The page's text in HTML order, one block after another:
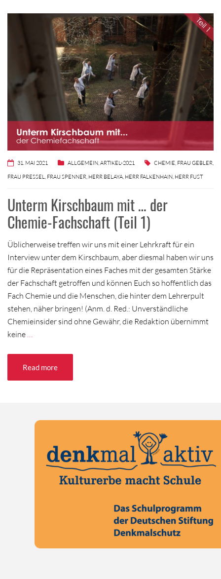
31. MAI 2021 ALLGEMEIN ARTIKEL-2021 CHEMIE FRAU GEBLER
FRAU PRESSEL
FRAU SPENNER HERR BELAYA HERR FALKENHAIN HERR FUST
Unterm Kirschbaum mit … der
Chemie-Fachschaft (Teil 1)
Üblicherweise treffen wir uns mit einer Lehrkraft für ein
Interview unter dem Kirschbaum, aber diesmal haben wir uns
für die Repräsentation eines Faches mit der gesamten Stärke
der Fachschaft getroffen und können Euch so hoffentlich das
Fach Chemie und die Menschen, die hinter dem Lehrerpult
stehen, näher bringen! (Anm. d. Red.: Unverständliche
Chemieinsider sind ohne Gewähr, die Redaktion übernimmt
keine
Read more